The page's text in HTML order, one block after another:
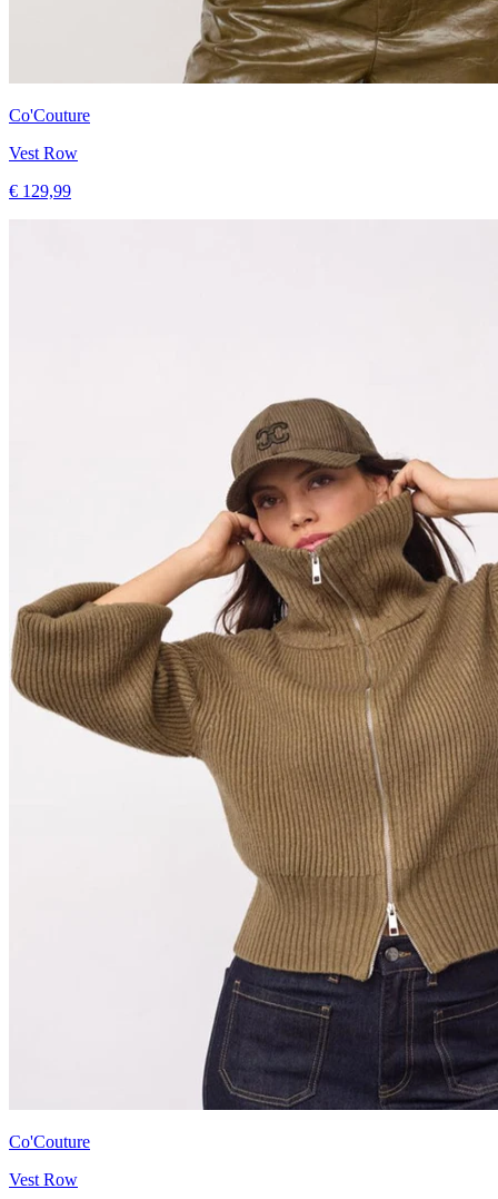
Co'Couture
Vest Row
€ 129,99
Co'Couture
Vest Row